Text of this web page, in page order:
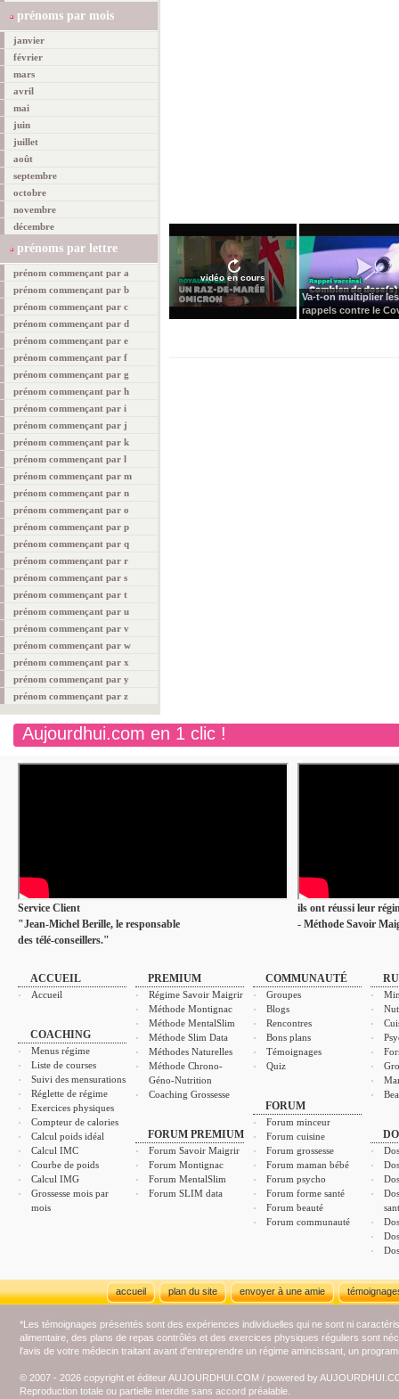
prénoms par mois
janvier
février
mars
avril
mai
juin
juillet
août
septembre
octobre
novembre
décembre
prénoms par lettre
prénom commençant par a
prénom commençant par b
prénom commençant par c
prénom commençant par d
prénom commençant par e
prénom commençant par f
prénom commençant par g
prénom commençant par h
prénom commençant par i
prénom commençant par j
prénom commençant par k
prénom commençant par l
prénom commençant par m
prénom commençant par n
prénom commençant par o
prénom commençant par p
prénom commençant par q
prénom commençant par r
prénom commençant par s
prénom commençant par t
prénom commençant par u
prénom commençant par v
prénom commençant par w
prénom commençant par x
prénom commençant par y
prénom commençant par z
vidéo en cours
Va-t-on multiplier les
rappels contre le
Aujourdhui.com en 1 clic !
Service Client
"Jean-Michel Berille, le responsable
des télé-conseillers."
ils ont réussi leur
- Méthode Savoir
ACCUEIL
Accueil
COACHING
Menus régime
Liste de courses
Suivi des mensurations
Réglette de régime
Exercices physiques
Compteur de calories
Calcul poids idéal
Calcul IMC
Courbe de poids
Calcul IMG
Grossesse mois par
mois
PREMIUM
Régime Savoir Maigrir
Méthode Montignac
Méthode MentalSlim
Méthode Slim Data
Méthodes Naturelles
Méthode Chrono-
Géno-Nutrition
Coaching Grossesse
FORUM PREMIUM
Forum Savoir Maigrir
Forum Montignac
Forum MentalSlim
Forum SLIM data
COMMUNAUTÉ
Groupes
Blogs
Rencontres
Bons plans
Témoignages
Quiz
FORUM
Forum minceur
Forum cuisine
Forum grossesse
Forum maman bébé
Forum psycho
Forum forme santé
Forum beauté
Forum communauté
accueil plan du site envoyer à une amie
*Les témoignages présentés sont des expériences individuelles qui ne sont ni
alimentaire, des plans de repas contrôlés et des exercices physiques réguliers sont
l'avis de votre médecin traitant avant d'entreprendre un régime amincissant, un
© 2007 - 2026 copyright et éditeur AUJOURDHUI.COM / powered by
Reproduction totale ou partielle interdite sans accord préalable.